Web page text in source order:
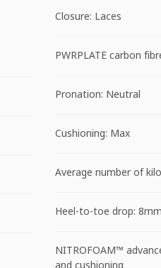
Closure: Laces
PWRPLATE carbon
Pronation: Neutral
Cushioning: Max
Average number of
Heel-to-toe drop: 8mm
NITROFOAM™